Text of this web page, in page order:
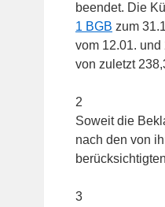
beendet. Die
1 BGB zum
vom 12.01.
von zuletzt
2
Soweit die
nach den von
3